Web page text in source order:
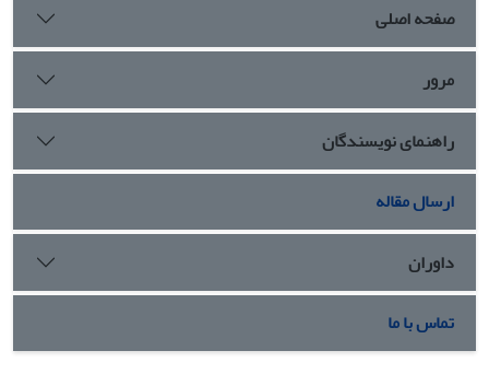
صفحه اصلی
مرور
راهنمای نویسندگان
ارسال مقاله
داوران
تماس با ما